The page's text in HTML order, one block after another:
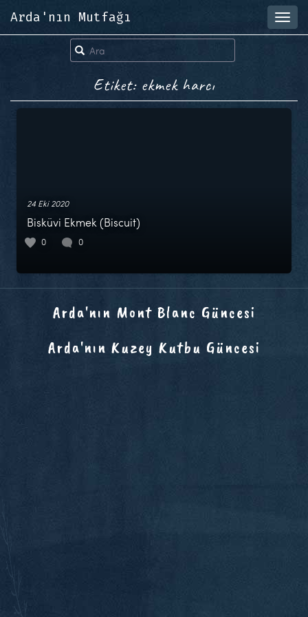
Arda'nın Mutfağı
Etiket: ekmek harcı
24 Eki 2020
Bisküvi Ekmek (Biscuit)
0 0
Arda'nın Mont Blanc Güncesi
Arda'nın Kuzey Kutbu Güncesi